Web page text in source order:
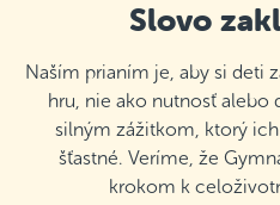
Slovo
Naším prianím je, aby si deti
hru, nie ako nutnosť alebo
silným zážitkom, ktorý
šťastné. Veríme, že
krokom k